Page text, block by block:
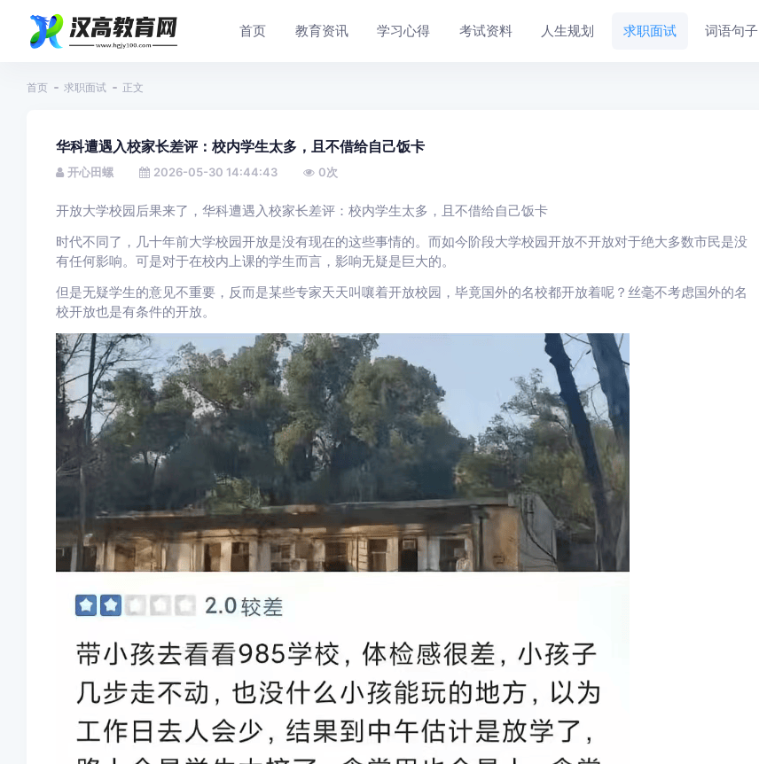
首页 教育资讯 学习心得 考试资料 人生规划 求职面试 词语句子
首页 求职面试 正文
华科遭遇入校家长差评：校内学生太多，且不借给自己饭卡
开心田螺 2026-05-30 14:44:43 0次
开放大学校园后果来了，华科遭遇入校家长差评：校内学生太多，且不借给自己饭卡
时代不同了，几十年前大学校园开放是没有现在的这些事情的。而如今阶段大学校园开放不开放对于绝大多数市民是没
有任何影响。可是对于在校内上课的学生而言，影响无疑是巨大的。
但是无疑学生的意见不重要，反而是某些专家天天叫嚷着开放校园，毕竟国外的名校都开放着呢？丝毫不考虑国外的名
校开放也是有条件的开放。